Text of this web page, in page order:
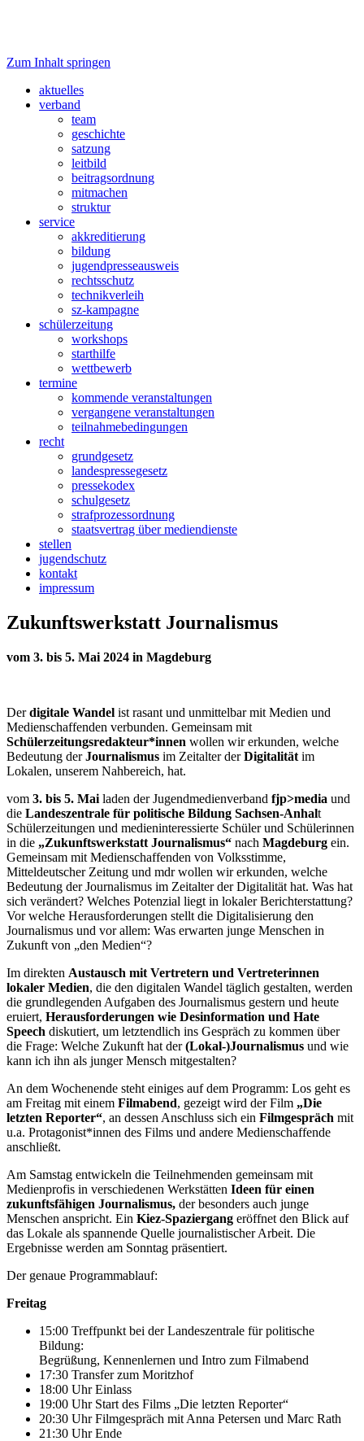
fjp>media
Verband junger Medienmachender
Zum Inhalt springen
aktuelles
verband
team
geschichte
satzung
leitbild
beitragsordnung
mitmachen
struktur
service
akkreditierung
bildung
jugendpresseausweis
rechtsschutz
technikverleih
sz-kampagne
schülerzeitung
workshops
starthilfe
wettbewerb
termine
kommende veranstaltungen
vergangene veranstaltungen
teilnahmebedingungen
recht
grundgesetz
landespressegesetz
pressekodex
schulgesetz
strafprozessordnung
staatsvertrag über mediendienste
stellen
jugendschutz
kontakt
impressum
Zukunftswerkstatt Journalismus
vom 3. bis 5. Mai 2024 in Magdeburg
Derdigitale Wandel ist rasant und unmittelbar mit Medien und
Medienschaffenden verbunden. Gemeinsam mit
Schülerzeitungsredakteur*innen wollen wir erkunden, welche
Bedeutung derJournalismus im Zeitalter derDigitalität im
Lokalen, unserem Nahbereich, hat.
vom 3. bis 5. Mai laden der Jugendmedienverband fjp>media und
die Landeszentrale für politische Bildung Sachsen-Anhalt
Schülerzeitungen und medieninteressierte Schüler und Schülerinnen
in die „Zukunftswerkstatt Journalismus“ nach Magdeburg ein.
Gemeinsam mit Medienschaffenden von Volksstimme,
Mitteldeutscher Zeitung und mdr wollen wir erkunden, welche
Bedeutung der Journalismus im Zeitalter der Digitalität hat. Was hat
sich verändert? Welches Potenzial liegt in lokaler Berichterstattung?
Vor welche Herausforderungen stellt die Digitalisierung den
Journalismus und vor allem: Was erwarten junge Menschen in
Zukunft von „den Medien“?
Im direkten Austausch mit Vertretern und Vertreterinnen
lokaler Medien, die den digitalen Wandel täglich gestalten, werden
die grundlegenden Aufgaben des Journalismus gestern und heute
eruiert, Herausforderungen wie Desinformation und Hate
Speech diskutiert, um letztendlich ins Gespräch zu kommen über
die Frage: Welche Zukunft hat der(Lokal-)Journalismus und wie
kann ich ihn als junger Mensch mitgestalten?
An dem Wochenende steht einiges auf dem Programm: Los geht es
am Freitag mit einem Filmabend, gezeigt wird der Film „Die
letzten Reporter“, an dessen Anschluss sich ein Filmgespräch mit
u.a. Protagonist*innen des Films und andere Medienschaffende
anschließt.
Am Samstag entwickeln die Teilnehmenden gemeinsam mit
Medienprofis in verschiedenen Werkstätten Ideen für einen
zukunftsfähigen Journalismus, der besonders auch junge
Menschen anspricht. Ein Kiez-Spaziergang eröffnet den Blick auf
das Lokale als spannende Quelle journalistischer Arbeit. Die
Ergebnisse werden am Sonntag präsentiert.
Der genaue Programmablauf:
Freitag
15:00 Treffpunkt bei der Landeszentrale für politische
Bildung:
Begrüßung, Kennenlernen und Intro zum Filmabend
17:30 Transfer zum Moritzhof
18:00 Uhr Einlass
19:00 Uhr Start des Films „Die letzten Reporter“
20:30 Uhr Filmgespräch mit Anna Petersen und Marc Rath
21:30 Uhr Ende